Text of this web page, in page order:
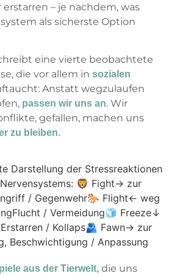
– je nachdem, was
als sicherste Option
eine vierte beobachtete
die vor allem in sozialen
Anstatt wegzulaufen
passen wir uns an. Wir
gefallen, machen uns
zu bleiben.
aus der Tierwelt, die uns